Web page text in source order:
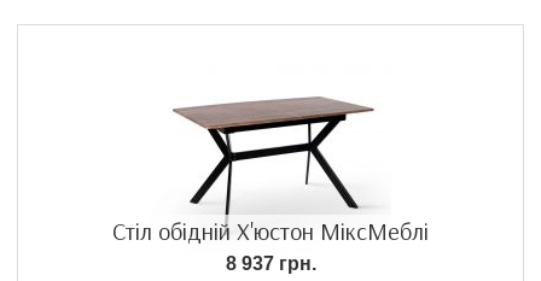
Стіл обідній Х'юстон МіксМеблі
8 937 грн.